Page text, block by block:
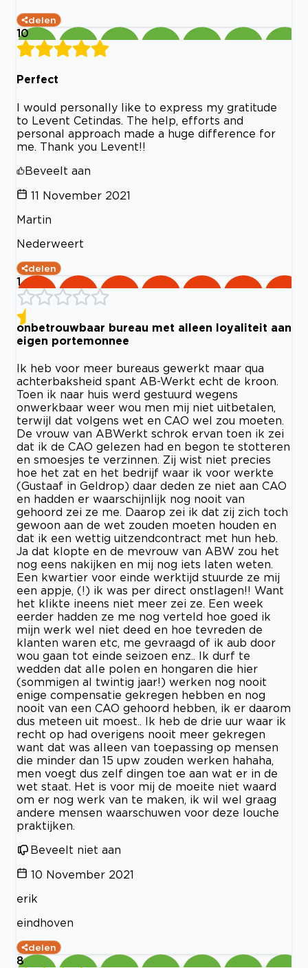
delen
10
Perfect
I would personally like to express my gratitude
to Levent Cetindas. The help, efforts and
personal approach made a huge difference for
me. Thank you Levent!!
Beveelt aan
11 November 2021
Martin
Nederweert
delen
1
onbetrouwbaar bureau met alleen loyaliteit aan
eigen portemonnee
Ik heb voor meer bureaus gewerkt maar qua
achterbaksheid spant AB-Werkt echt de kroon.
Toen ik naar huis werd gestuurd wegens
onwerkbaar weer wou men mij niet uitbetalen,
terwijl dat volgens wet en CAO wel zou moeten.
De vrouw van ABWerkt schrok ervan toen ik zei
dat ik de CAO gelezen had en begon te stotteren
en smoesjes te verzinnen. Zij wist niet precies
hoe het zat en het bedrijf waar ik voor werkte
(Gustaaf in Geldrop) daar deden ze niet aan CAO
en hadden er waarschijnlijk nog nooit van
gehoord zei ze me. Daarop zei ik dat zij zich toch
gewoon aan de wet zouden moeten houden en
dat ik een wettig uitzendcontract met hun heb.
Ja dat klopte en de mevrouw van ABW zou het
nog eens nakijken en mij nog iets laten weten.
Een kwartier voor einde werktijd stuurde ze mij
een appje, (!) ik was per direct onstlagen!! Want
het klikte ineens niet meer zei ze. Een week
eerder hadden ze me nog verteld hoe goed ik
mijn werk wel niet deed en hoe tevreden de
klanten waren etc, me gevraagd of ik aub door
wou gaan tot einde seizoen enz.. Ik durf te
wedden dat alle polen en hongaren die hier
(sommigen al twintig jaar!) werken nog nooit
enige compensatie gekregen hebben en nog
nooit van een CAO gehoord hebben, ik er daarom
dus meteen uit moest.. Ik heb de drie uur waar ik
recht op had overigens nooit meer gekregen
want dat was alleen van toepassing op mensen
die minder dan 15 upw zouden werken hahaha,
men voegt dus zelf dingen toe aan wat er in de
wet staat. Het is voor mij de moeite niet waard
om er nog werk van te maken, ik wil wel graag
andere mensen waarschuwen voor deze louche
praktijken.
Beveelt niet aan
10 November 2021
erik
eindhoven
delen
8